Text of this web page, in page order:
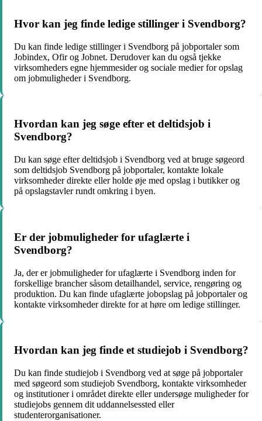
Hvor kan jeg finde ledige stillinger i Svendborg?
Du kan finde ledige stillinger i Svendborg på jobportaler som
Jobindex, Ofir og Jobnet. Derudover kan du også tjekke
virksomheders egne hjemmesider og sociale medier for opslag
om jobmuligheder i Svendborg.
Hvordan kan jeg søge efter et deltidsjob i
Svendborg?
Du kan søge efter deltidsjob i Svendborg ved at bruge søgeord
som deltidsjob Svendborg på jobportaler, kontakte lokale
virksomheder direkte eller holde øje med opslag i butikker og
på opslagstavler rundt omkring i byen.
Er der jobmuligheder for ufaglærte i
Svendborg?
Ja, der er jobmuligheder for ufaglærte i Svendborg inden for
forskellige brancher såsom detailhandel, service, rengøring og
produktion. Du kan finde ufaglærte jobopslag på jobportaler og
kontakte virksomheder direkte for at høre om ledige stillinger.
Hvordan kan jeg finde et studiejob i Svendborg?
Du kan finde studiejob i Svendborg ved at søge på jobportaler
med søgeord som studiejob Svendborg, kontakte virksomheder
og institutioner i området direkte eller undersøge muligheder for
studiejobs gennem dit uddannelsessted eller
studenterorganisationer.